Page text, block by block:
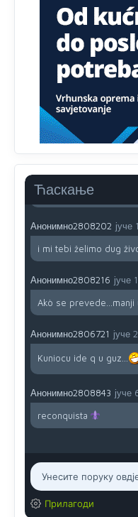
Ћаскање
dok si ziv
prijateljstvo!!
Анонимно2806721 јуче
791 BiH nije priznala
genocidna tvorevina
davnopriznala.Na
uvoznik za Kosovo
Анонимно2806721 јуче
da brani? A imamo
dobro i da se što bolje
Анонимно2808202 јуче
i mi tebi želimo dug
Анонимно2808216 јуче
Akò se
Анонимно2806721 јуче
Kuniocu ide q u guz...
Анонимно2808843 јуче
reconquista
Прилагоди